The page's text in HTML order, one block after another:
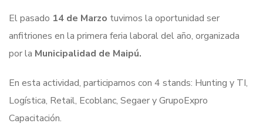
El pasado 14 de Marzo tuvimos la oportunidad ser
anfitriones en la primera feria laboral del año, organizada
por la Municipalidad de Maipú.
En esta actividad, participamos con 4 stands: Hunting y TI,
Logística, Retail, Ecoblanc, Segaer y GrupoExpro
Capacitación.